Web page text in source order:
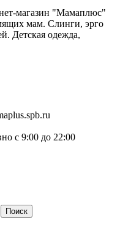
магазин "Мамаплюс"
мам. Слинги, эрго
Детская одежда,
с 9:00 до 22:00
Поиск